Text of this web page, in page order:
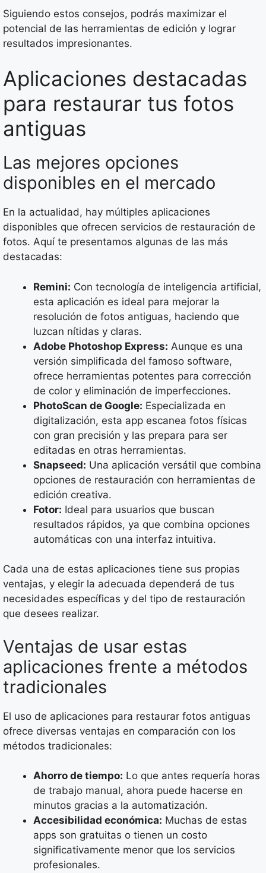
Siguiendo estos consejos, podrás maximizar el
potencial de las herramientas de edición y lograr
resultados impresionantes.
Aplicaciones destacadas
para restaurar tus fotos
antiguas
Las mejores opciones
disponibles en el mercado
En la actualidad, hay múltiples aplicaciones
disponibles que ofrecen servicios de restauración de
fotos. Aquí te presentamos algunas de las más
destacadas:
Remini: Con tecnología de inteligencia artificial,
esta aplicación es ideal para mejorar la
resolución de fotos antiguas, haciendo que
luzcan nítidas y claras.
Adobe Photoshop Express: Aunque es una
versión simplificada del famoso software,
ofrece herramientas potentes para corrección
de color y eliminación de imperfecciones.
PhotoScan de Google: Especializada en
digitalización, esta app escanea fotos físicas
con gran precisión y las prepara para ser
editadas en otras herramientas.
Snapseed: Una aplicación versátil que combina
opciones de restauración con herramientas de
edición creativa.
Fotor: Ideal para usuarios que buscan
resultados rápidos, ya que combina opciones
automáticas con una interfaz intuitiva.
Cada una de estas aplicaciones tiene sus propias
ventajas, y elegir la adecuada dependerá de tus
necesidades específicas y del tipo de restauración
que desees realizar.
Ventajas de usar estas
aplicaciones frente a métodos
tradicionales
El uso de aplicaciones para restaurar fotos antiguas
ofrece diversas ventajas en comparación con los
métodos tradicionales:
Ahorro de tiempo: Lo que antes requería horas
de trabajo manual, ahora puede hacerse en
minutos gracias a la automatización.
Accesibilidad económica: Muchas de estas
apps son gratuitas o tienen un costo
significativamente menor que los servicios
profesionales.